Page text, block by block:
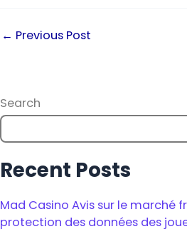
← Previous Post
Search
Recent Posts
Mad Casino Avis sur le marché
protection des données des